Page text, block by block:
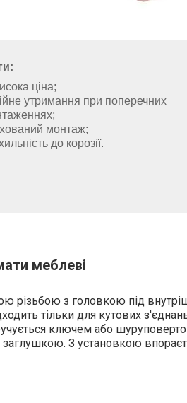
ціна;
утримання при поперечних
монтаж;
до корозії.
меблеві
різьбою з головкою під
тільки для кутових
ключем або
З установкою